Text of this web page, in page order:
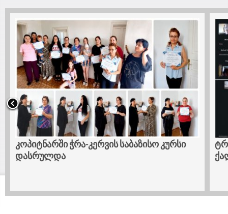
კოპიტნარში ჭრა-კერვის საბაზისო კურსი
დასრულდა